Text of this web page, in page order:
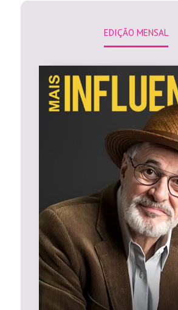
EDIÇÃO MENSAL